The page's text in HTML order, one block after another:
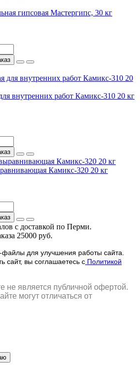
гипсовая Мастергипс, 30 кг
внутренних работ Камикс-310 20 кг
Камикс-320 20 кг
с доставкой по Перми.
25000 руб.
для улучшения работы сайта.
сайт, вы соглашаетесь с Политикой
не является публичной офертой.
могут отличаться от